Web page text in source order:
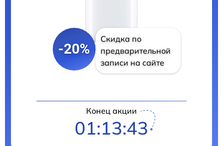
-20%
Скидка по
предварительной
записи на сайте
Конец акции
01:13:42